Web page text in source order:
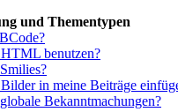
und Thementypen
benutzen?
in meine Beiträge
Bekanntmachungen?